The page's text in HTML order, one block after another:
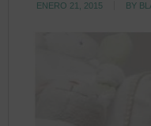
ENERO 21, 2015 BY